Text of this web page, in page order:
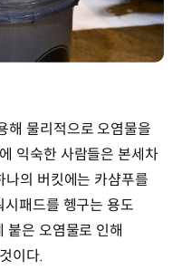
해 물리적으로 오염물을
익숙한 사람들은 본세차
의 버킷에는 카샴푸를
패드를 헹구는 용도
붙은 오염물로 인해
이다.